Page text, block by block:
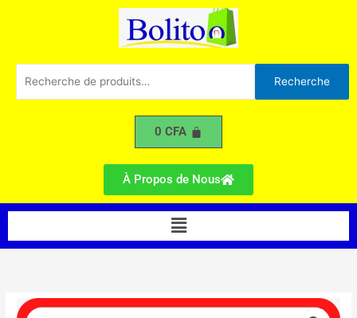
pour :
Recherche
0CFA
À Propos de Nous
Menu
quantité